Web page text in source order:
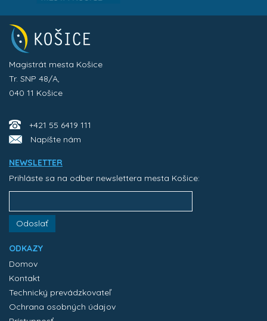
Magistrát mesta Košice
Tr. SNP 48/A,
040 11 Košice
+421 55 6419 111
Napíšte nám
NEWSLETTER
Prihláste sa na odber newslettera mesta Košice:
Odoslať
ODKAZY
Domov
Kontakt
Technický prevádzkovateľ
Ochrana osobných údajov